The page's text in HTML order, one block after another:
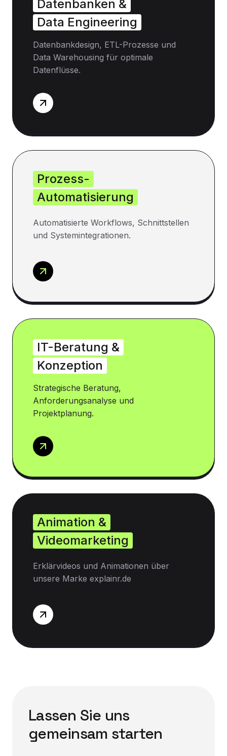
Datenbanken &
Data Engineering
Datenbankdesign, ETL-Prozesse und
Data Warehousing für optimale
Datenflüsse.
Prozess-
Automatisierung
Automatisierte Workflows, Schnittstellen
und Systemintegrationen.
IT-Beratung &
Konzeption
Strategische Beratung,
Anforderungsanalyse und
Projektplanung.
Animation &
Videomarketing
Erklärvideos und Animationen über
unsere Marke explainr.de
Lassen Sie uns
gemeinsam starten